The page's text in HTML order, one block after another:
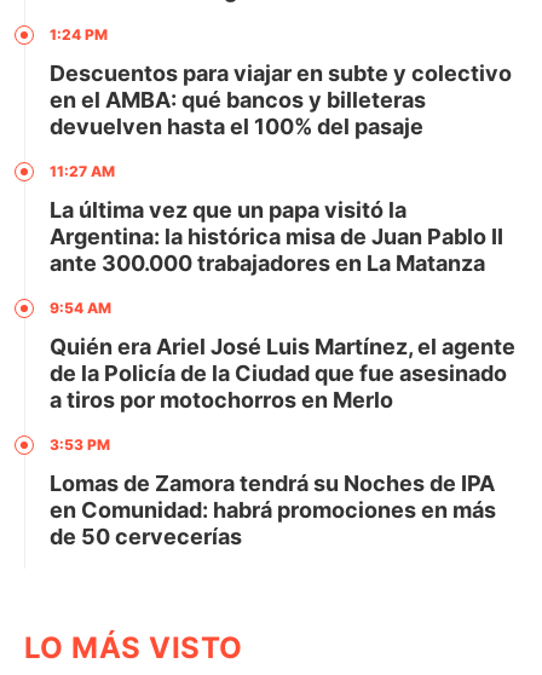
1:24 PM
Descuentos para viajar en subte y colectivo
en el AMBA: qué bancos y billeteras
devuelven hasta el 100% del pasaje
11:27 AM
La última vez que un papa visitó la
Argentina: la histórica misa de Juan Pablo II
ante 300.000 trabajadores en La Matanza
9:54 AM
Quién era Ariel José Luis Martínez, el agente
de la Policía de la Ciudad que fue asesinado
a tiros por motochorros en Merlo
3:53 PM
Lomas de Zamora tendrá su Noches de IPA
en Comunidad: habrá promociones en más
de 50 cervecerías
LO MÁS VISTO